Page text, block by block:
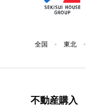
全国 東北
不動産購入